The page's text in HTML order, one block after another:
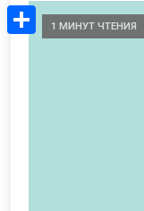
1 МИНУТ ЧТЕНИЯ
Odnoklassniki